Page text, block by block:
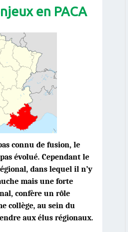
en PACA
connu de fusion, le
évolué. Cependant le
dans lequel il n’y
mais une forte
confère un rôle
collège, au sein du
aux élus régionaux.